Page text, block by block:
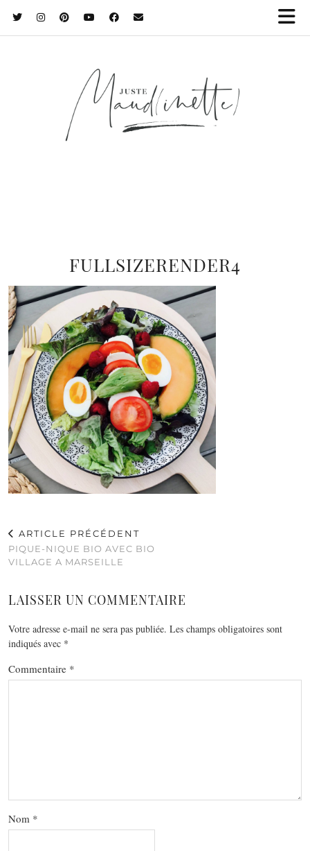
FULLSIZERENDER4
ARTICLE PRÉCÉDENT
PIQUE-NIQUE BIO AVEC BIO
VILLAGE A MARSEILLE
LAISSER UN COMMENTAIRE
Votre adresse e-mail ne sera pas publiée. Les champs obligatoires sont
indiqués avec *
Commentaire *
Nom *